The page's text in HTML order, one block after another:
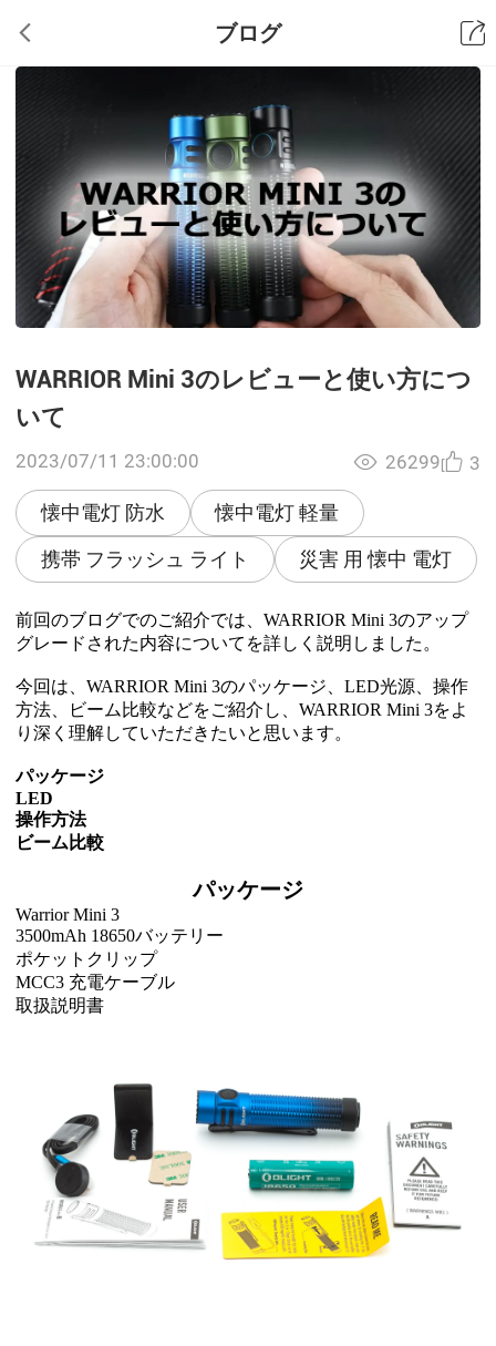
ブログ
WARRIOR Mini 3のレビューと使い方につ
いて
2023/07/11 23:00:00
懐中電灯 防水
懐中電灯 軽量
携帯 フラッシュ ライト
災害 用 懐中 電灯
26299 3
前回のブログでのご紹介では、WARRIOR Mini 3のアップ
グレードされた内容についてを詳しく説明しました。
今回は、WARRIOR Mini 3のパッケージ、LED光源、操作
方法、ビーム比較などをご紹介し、WARRIOR Mini 3をよ
り深く理解していただきたいと思います。
パッケージ
LED
操作方法
ビーム比較
パッケージ
Warrior Mini 3
3500mAh 18650バッテリー
ポケットクリップ
MCC3 充電ケーブル
取扱説明書